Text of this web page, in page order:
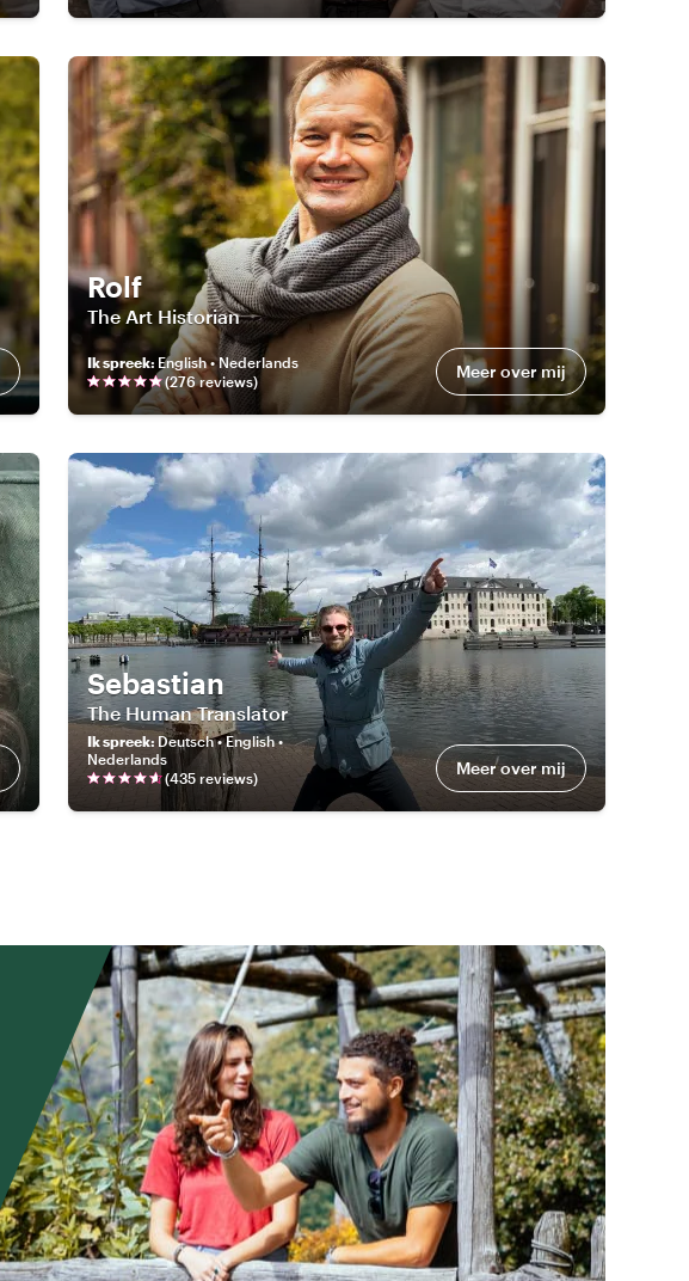
Rolf
The Art Historian
Ik spreek: English • Nederlands
(276reviews) Meer over mij
Sebastian
The Human Translator
Ik spreek: Deutsch • English •
Nederlands
(435 reviews) Meer over mij